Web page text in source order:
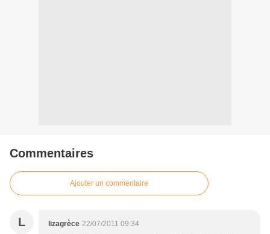
Commentaires
Ajouter un commentaire
L lizagrèce 22/07/2011 09:34